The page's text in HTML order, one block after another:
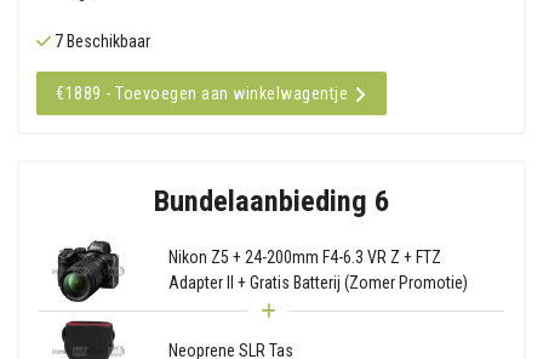
7 Beschikbaar
€1889 - Toevoegen aan winkelwagentje
Bundelaanbieding 6
Nikon Z5 + 24-200mm F4-6.3 VR Z + FTZ
Adapter II + Gratis Batterij (Zomer Promotie)
Neoprene SLR Tas